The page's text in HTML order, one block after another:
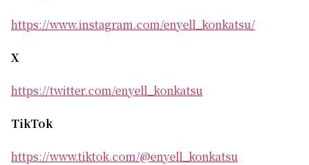
https://www.instagram.com/enyell_konkatsu/
X
https://twitter.com/enyell_konkatsu
TikTok
https://www.tiktok.com/@enyell_konkatsu